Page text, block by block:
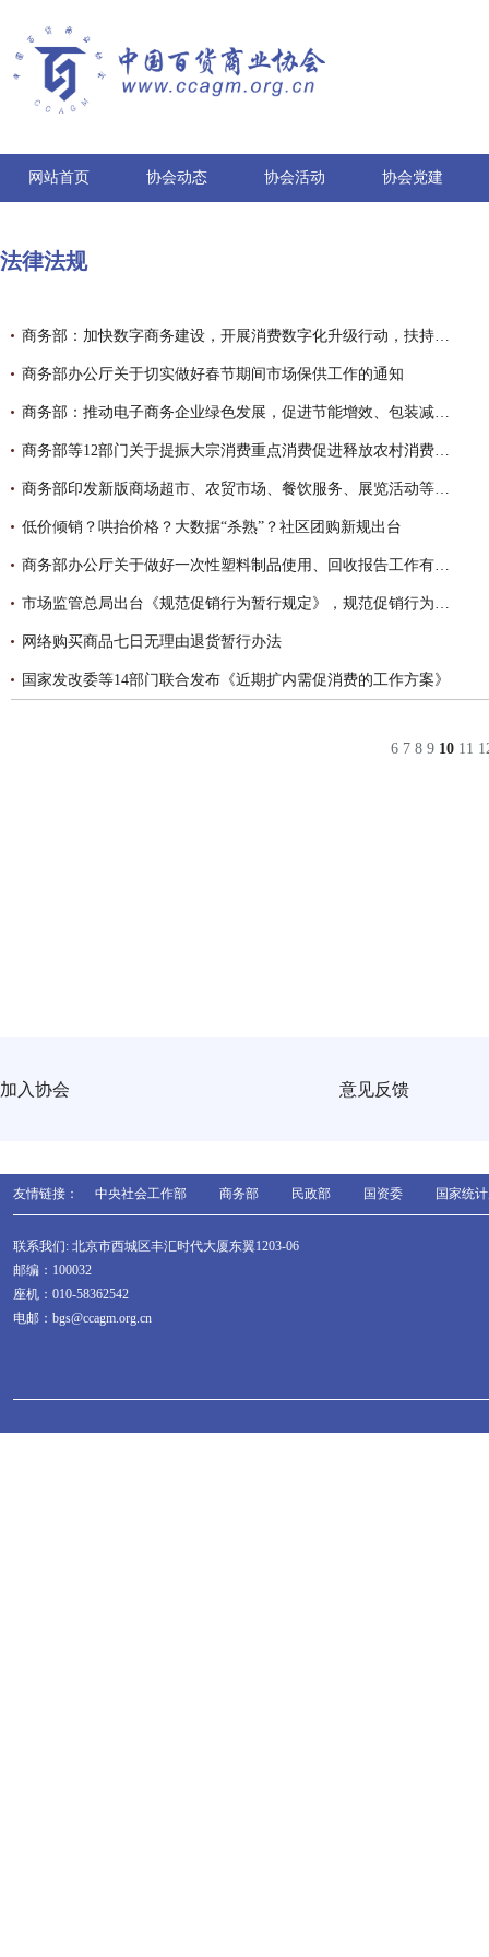
网站首页 协会动态 协会活动 协会党建
法律法规
商务部：加快数字商务建设，开展消费数字化升级行动，扶持技术创新与赋能
商务部办公厅关于切实做好春节期间市场保供工作的通知
商务部：推动电子商务企业绿色发展，促进节能增效、包装减量环保
商务部等12部门关于提振大宗消费重点消费促进释放农村消费潜力若干措施的通知
商务部印发新版商场超市、农贸市场、餐饮服务、展览活动等场所疫情防控指南
低价倾销？哄抬价格？大数据“杀熟”？社区团购新规出台
商务部办公厅关于做好一次性塑料制品使用、回收报告工作有关事项的通知
市场监管总局出台《规范促销行为暂行规定》，规范促销行为，保护消费者权益
网络购买商品七日无理由退货暂行办法
国家发改委等14部门联合发布《近期扩内需促消费的工作方案》
6 7 8 9 10 11
加入协会 意见反馈
友情链接： 中央社会工作部 商务部 民政部 国资委 国家统
联系我们: 北京市西城区丰汇时代大厦东翼1203-06
邮编：100032
座机：010-58362542
电邮：bgs@ccagm.org.cn